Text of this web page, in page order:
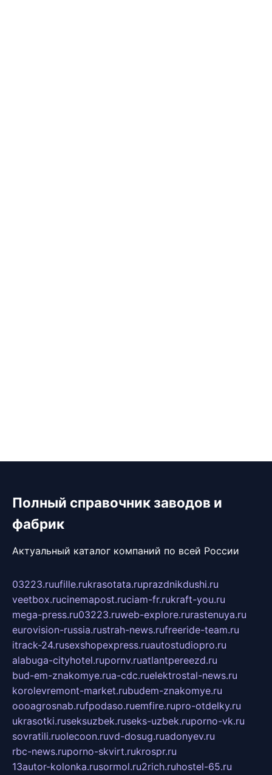
Полный справочник заводов и
фабрик
Актуальный каталог компаний по всей России
03223.ruufille.rukrasotata.ruprazdnikdushi.ru
veetbox.rucinemapost.ruciam-fr.rukraft-you.ru
mega-press.ru03223.ruweb-explore.rurastenuya.ru
eurovision-russia.rustrah-news.rufreeride-team.ru
itrack-24.rusexshopexpress.ruautostudiopro.ru
alabuga-cityhotel.rupornv.ruatlantpereezd.ru
bud-em-znakomye.rua-cdc.ruelektrostal-news.ru
korolevremont-market.rubudem-znakomye.ru
oooagrosnab.rufpodaso.ruemfire.rupro-otdelky.ru
ukrasotki.ruseksuzbek.ruseks-uzbek.ruporno-vk.ru
sovratili.ruolecoon.ruvd-dosug.ruadonyev.ru
rbc-news.ruporno-skvirt.rukrospr.ru
13autor-kolonka.rusormol.ru2rich.ruhostel-65.ru